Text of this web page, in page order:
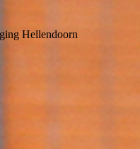
Hellendoorn